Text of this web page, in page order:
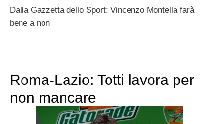
Dalla Gazzetta dello Sport: Vincenzo Montella farà
bene a non
Roma-Lazio: Totti lavora per
non mancare